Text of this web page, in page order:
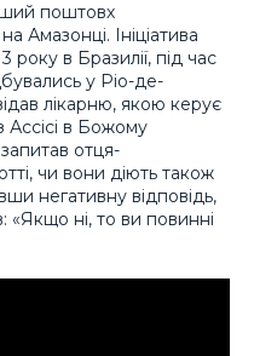
поштовх
Амазонці. Ініціатива
року в Бразилії, під час
у Ріо-де-
лікарню, якою керує
Ассісі в Божому
отця-
чи вони діють також
негативну відповідь,
«Якщо ні, то ви повинні